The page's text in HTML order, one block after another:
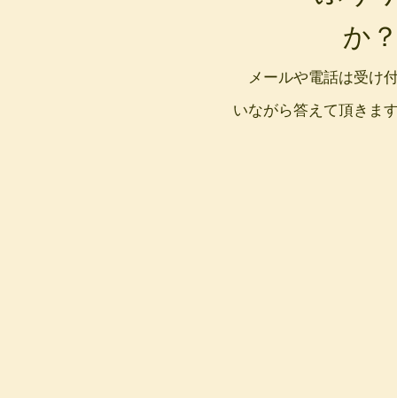
か
メールや電話は受け
いながら答えて